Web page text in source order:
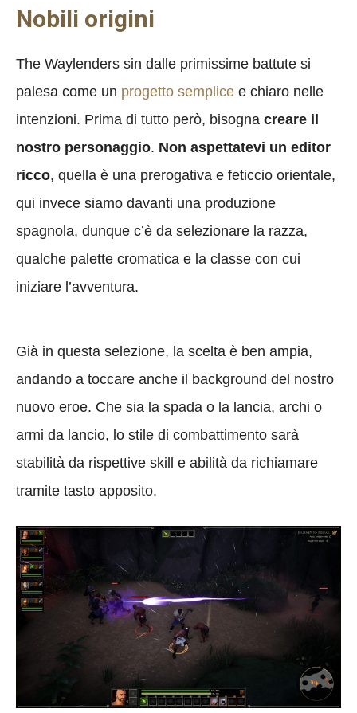
Nobili origini
The Waylenders sin dalle primissime battute si
palesa come un progetto semplice e chiaro nelle
intenzioni. Prima di tutto però, bisogna creare il
nostro personaggio. Non aspettatevi un editor
ricco, quella è una prerogativa e feticcio orientale,
qui invece siamo davanti una produzione
spagnola, dunque c’è da selezionare la razza,
qualche palette cromatica e la classe con cui
iniziare l’avventura.
Già in questa selezione, la scelta è ben ampia,
andando a toccare anche il background del nostro
nuovo eroe. Che sia la spada o la lancia, archi o
armi da lancio, lo stile di combattimento sarà
stabilità da rispettive skill e abilità da richiamare
tramite tasto apposito.